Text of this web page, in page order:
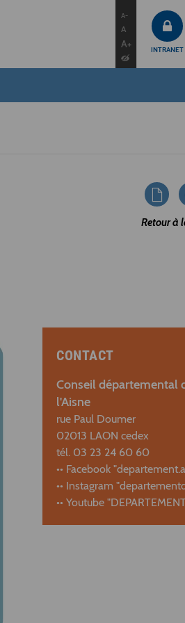
A-
A
A+ INTRANET
Retour à
CONTACT
Conseil départemental
l'Aisne
rue Paul Doumer
02013 LAON cedex
tél. 03 23 24 60 60
•• Facebook
•• Instagram
•• Youtube